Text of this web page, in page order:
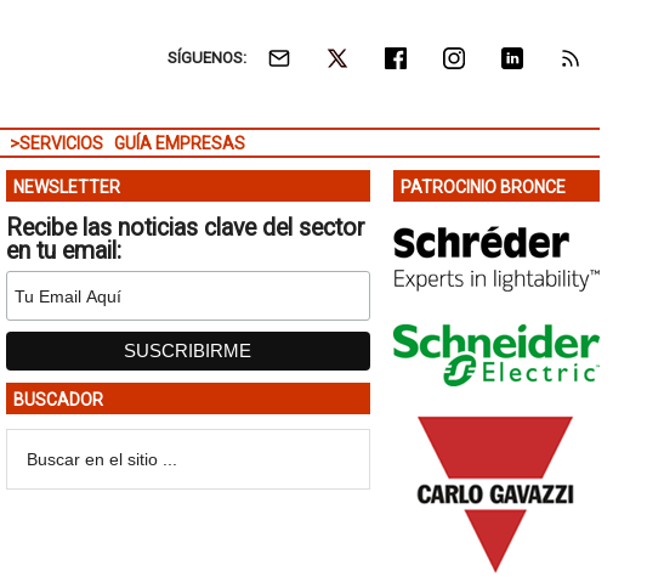
SÍGUENOS:
>SERVICIOS GUÍA EMPRESAS
NEWSLETTER
Recibe las noticias clave del sector
en tu email:
BUSCADOR
PATROCINIO BRONCE